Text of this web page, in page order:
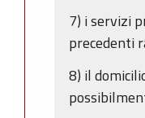
7) i servizi
precedenti
8) il